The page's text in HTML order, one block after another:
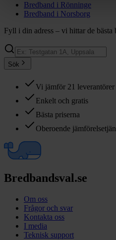
Bredband i Rönninge
Bredband i Norsborg
Fyll i din adress – vi hittar de bästa
Sök
Vi jämför 21 leverantörer
Enkelt och gratis
Bästa priserna
Oberoende
Bredbandsval.se
Om oss
Frågor och svar
Kontakta oss
I media
Teknisk support